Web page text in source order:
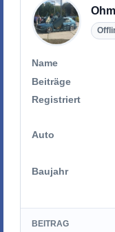
Ohm
Name
Beiträge
Registriert
Auto
Baujahr
BEITRAG